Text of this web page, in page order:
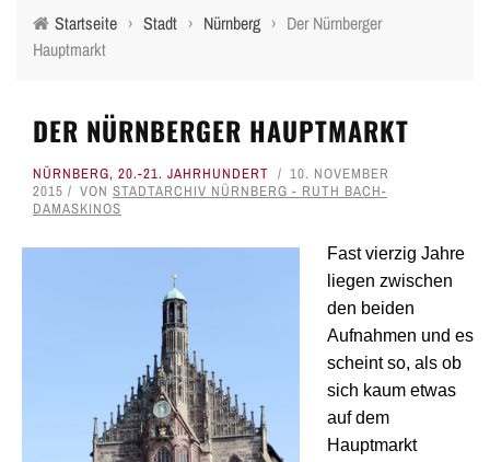
Startseite › Stadt › Nürnberg › Der Nürnberger
Hauptmarkt
DER NÜRNBERGER HAUPTMARKT
NÜRNBERG, 20.-21. JAHRHUNDERT
10. NOVEMBER
2015
VON STADTARCHIV NÜRNBERG - RUTH BACH-
DAMASKINOS
Fast vierzig Jahre
liegen zwischen
den beiden
Aufnahmen und es
scheint so, als ob
sich kaum etwas
auf dem
Hauptmarkt